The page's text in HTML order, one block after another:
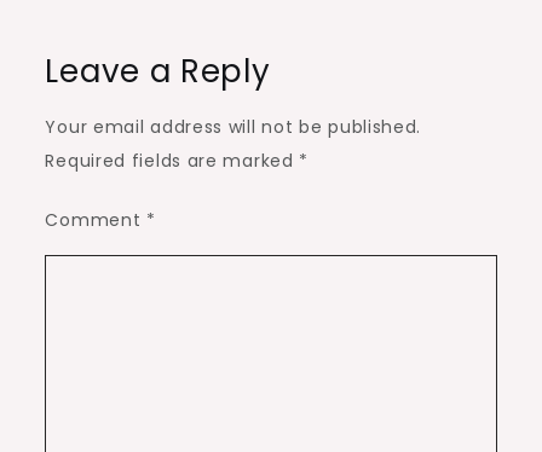
Leave a Reply
Your email address will not be published.
Required fields are marked *
Comment *